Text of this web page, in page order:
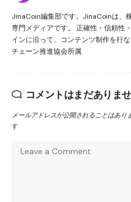
JinaCoin編集部です。JinaCoinは、
専門メディアです。 正確性・信頼性
インに沿って、コンテンツ制作を行
チェーン推進協会所属
コメントはまだありま
メールアドレスが公開されることはあり
す